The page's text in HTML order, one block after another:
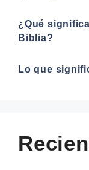
¿Qué
Biblia?
Lo que